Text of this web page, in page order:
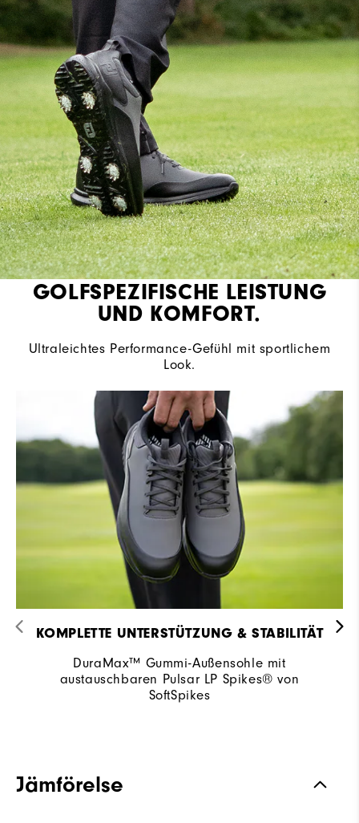
GOLFSPEZIFISCHE LEISTUNG
UND KOMFORT.
Ultraleichtes Performance-Gefühl mit sportlichem
Look.
KOMPLETTE UNTERSTÜTZUNG & STABILITÄT
DuraMax™ Gummi-Außensohle mit
austauschbaren Pulsar LP Spikes® von
SoftSpikes
Jämförelse